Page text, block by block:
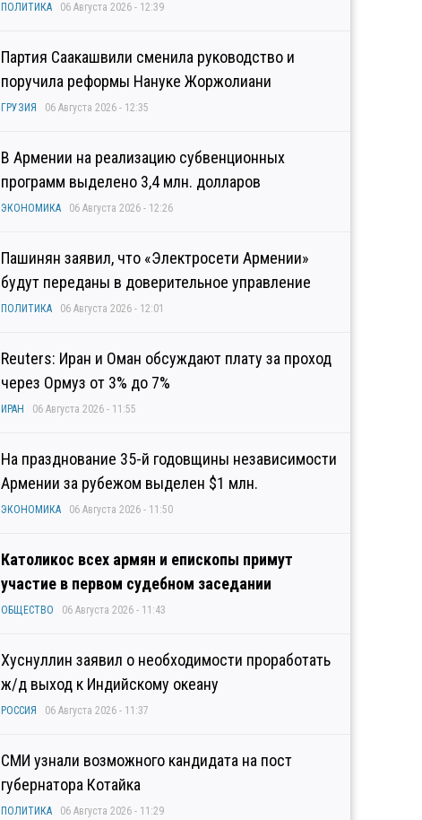
ПОЛИТИКА 06 Августа 2026 - 12:39
Партия Саакашвили сменила руководство и
поручила реформы Нануке Жоржолиани
ГРУЗИЯ 06 Августа 2026 - 12:35
В Армении на реализацию субвенционных
программ выделено 3,4 млн. долларов
ЭКОНОМИКА 06 Августа 2026 - 12:26
Пашинян заявил, что «Электросети Армении»
будут переданы в доверительное управление
ПОЛИТИКА 06 Августа 2026 - 12:01
Reuters: Иран и Оман обсуждают плату за проход
через Ормуз от 3% до 7%
ИРАН 06 Августа 2026 - 11:55
На празднование 35-й годовщины независимости
Армении за рубежом выделен $1 млн.
ЭКОНОМИКА 06 Августа 2026 - 11:50
Католикос всех армян и епископы примут
участие в первом судебном заседании
ОБЩЕСТВО 06 Августа 2026 - 11:43
Хуснуллин заявил о необходимости проработать
ж/д выход к Индийскому океану
РОССИЯ 06 Августа 2026 - 11:37
СМИ узнали возможного кандидата на пост
губернатора Котайка
ПОЛИТИКА 06 Августа 2026 - 11:29